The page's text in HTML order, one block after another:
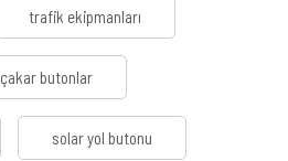
trafik ekipmanları
çakar butonlar
solar yol butonu